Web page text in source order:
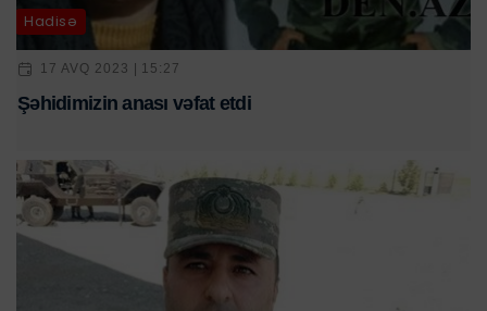
Hadisə
17 AVQ 2023 | 15:27
Şəhidimizin anası vəfat etdi